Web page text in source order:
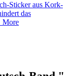
Sticker aus Kork-
das
More